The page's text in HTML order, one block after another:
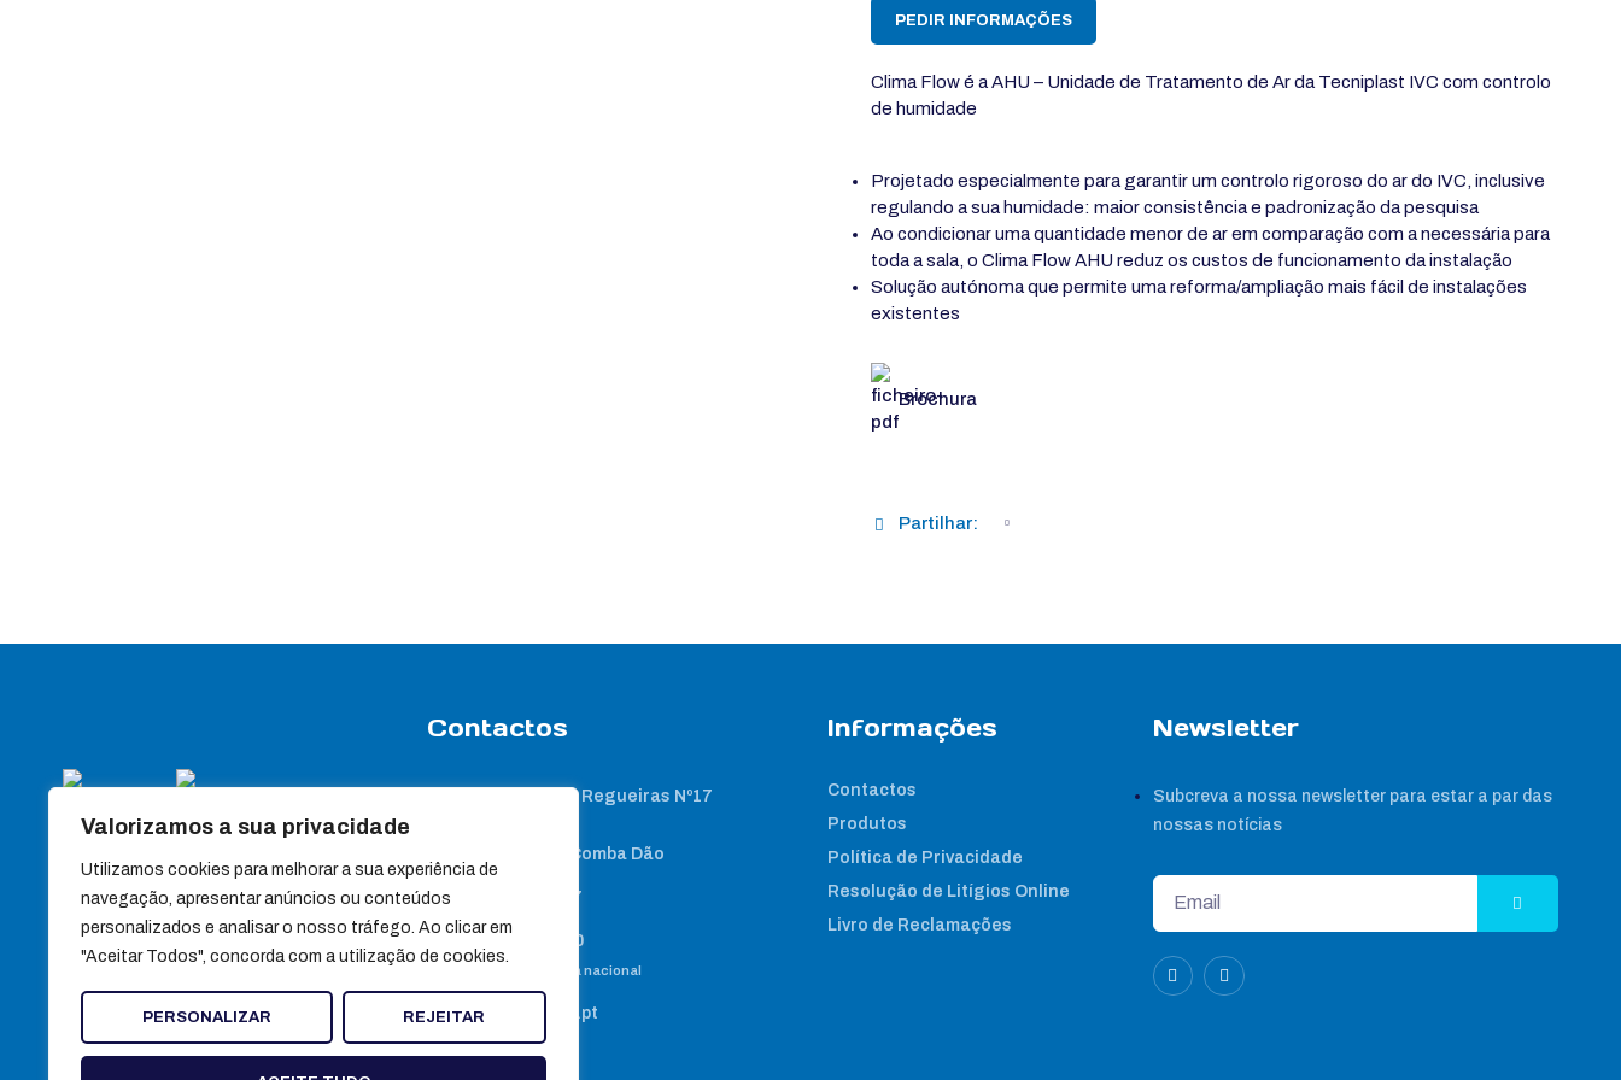
Valorizamos a sua privacidade
Utilizamos cookies para melhorar a sua experiência de
navegação, apresentar anúncios ou conteúdos
personalizados e analisar o nosso tráfego. Ao clicar em
"Aceitar Todos", concorda com a utilização de cookies.
PERSONALIZAR REJEITAR
PEDIR INFORMAÇÕES
Clima Flow é a AHU – Unidade de Tratamento de Ar da Tecniplast IVC com controlo
de humidade
Projetado especialmente para garantir um controlo rigoroso do ar do IVC, inclusive
regulando a sua humidade: maior consistência e padronização da pesquisa
Ao condicionar uma quantidade menor de ar em comparação com a necessária para
toda a sala, o Clima Flow AHU reduz os custos de funcionamento da instalação
Solução autónoma que permite uma reforma/ampliação mais fácil de instalações
existentes
Brochura
Partilhar:
Contactos
Rua Travessa das Regueiras Nº17
3440-358 Santa Comba Dão
(+351) 232 882 267
(+351) 232 888 460
Chamada para rede fixa nacional
geral@ultragene.pt
Informações
Contactos
Produtos
Política de Privacidade
Resolução de Litígios Online
Livro de Reclamações
Newsletter
Subcreva a nossa newsletter para estar a par das
nossas notícias